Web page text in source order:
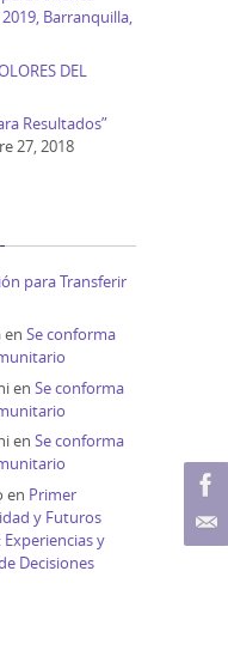
Barranquilla,
DEL
Resultados”
27, 2018
para Transferir
en Se conforma
en Se conforma
en Se conforma
en Primer
y Futuros
y
Decisiones